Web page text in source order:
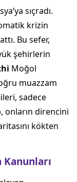
sıçradı.
krizin
Bu sefer,
şehirlerin
Moğol
muazzam
sadece
onların direncini
kökten